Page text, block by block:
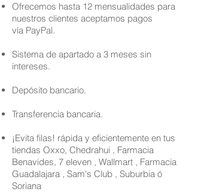
Ofrecemos hasta 12 mensualidades para
nuestros clientes aceptamos pagos
vía PayPal.
Sistema de apartado a 3 meses sin
intereses.
Depósito bancario.
Transferencia bancaria.
¡Evita filas! rápida y eficientemente en tus
tiendas Oxxo, Chedrahui , Farmacia
Benavides, 7 eleven , Wallmart , Farmacia
Guadalajara , Sam's Club , Suburbia ó
Soriana